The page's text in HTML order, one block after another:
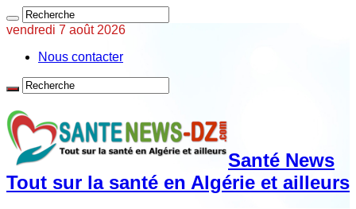
vendredi 7 août 2026
Nous contacter
Santé News
Tout sur la santé en Algérie et ailleurs